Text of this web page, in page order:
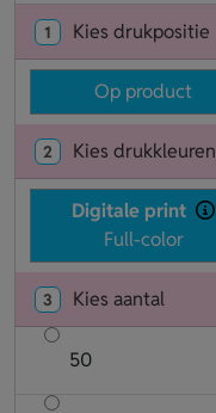
1 Kies drukpositie
Op product
2 Kies drukkleuren
Digitale print
Full-color
3 Kies aantal
50